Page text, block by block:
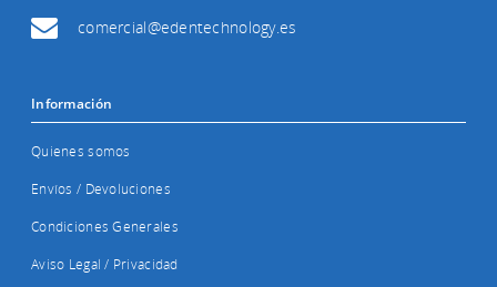
comercial@edentechnology.es
Información
Quienes somos
Envíos / Devoluciones
Condiciones Generales
Aviso Legal / Privacidad